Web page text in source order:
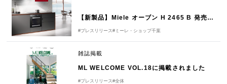
【新製品】Miele オーブン H 2465 B 発売のご案内
#プレスリリース#ミーレ・ショップ千葉
雑誌掲載
ML WELCOME VOL.18に掲載されました
#プレスリリース #全体